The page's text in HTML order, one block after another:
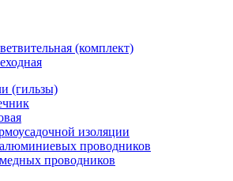
(комплект)
(гильзы)
изоляции
проводников
проводников